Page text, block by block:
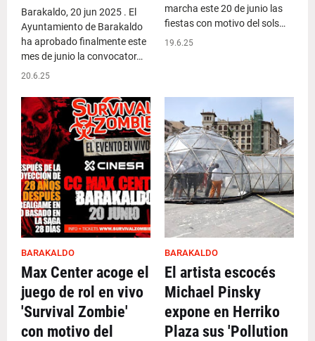
Barakaldo, 20 jun 2025 . El
Ayuntamiento de Barakaldo
ha aprobado finalmente este
mes de junio la convocator…
20.6.25
marcha este 20 de junio las
fiestas con motivo del sols…
19.6.25
BARAKALDO
Max Center acoge el
juego de rol en vivo
'Survival Zombie'
con motivo del
BARAKALDO
El artista escocés
Michael Pinsky
expone en Herriko
Plaza sus 'Pollution